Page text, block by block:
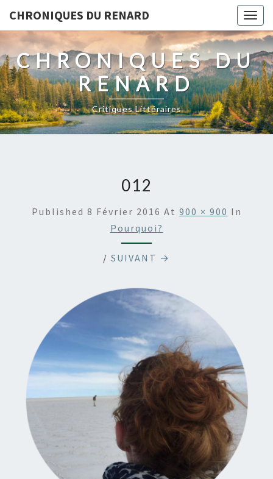
CHRONIQUES DU RENARD
CHRONIQUES DU
RENARD
Critiques Littéraires
012
Published 8 Février 2016 At 900 × 900 In
Pourquoi?
/ SUIVANT →